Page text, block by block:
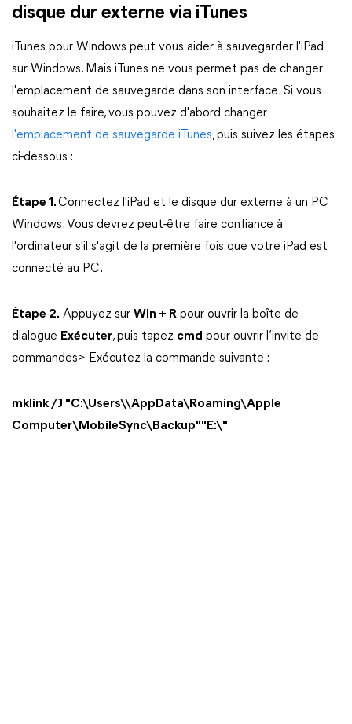
disque dur externe via iTunes
iTunes pour Windows peut vous aider à sauvegarder l'iPad
sur Windows. Mais iTunes ne vous permet pas de changer
l'emplacement de sauvegarde dans son interface. Si vous
souhaitez le faire, vous pouvez d'abord changer
l'emplacement de sauvegarde iTunes, puis suivez les étapes
ci-dessous :
Étape 1.Connectez l'iPad et le disque dur externe à un PC
Windows. Vous devrez peut-être faire confiance à
l'ordinateur s'il s'agit de la première fois que votre iPad est
connecté au PC.
Étape 2. Appuyez sur Win + R pour ouvrir la boîte de
dialogue Exécuter, puis tapez cmd pour ouvrir l’invite de
commandes> Exécutez la commande suivante :
mklink /J "C:\Users\\AppData\Roaming\Apple
Computer\MobileSync\Backup""E:\"